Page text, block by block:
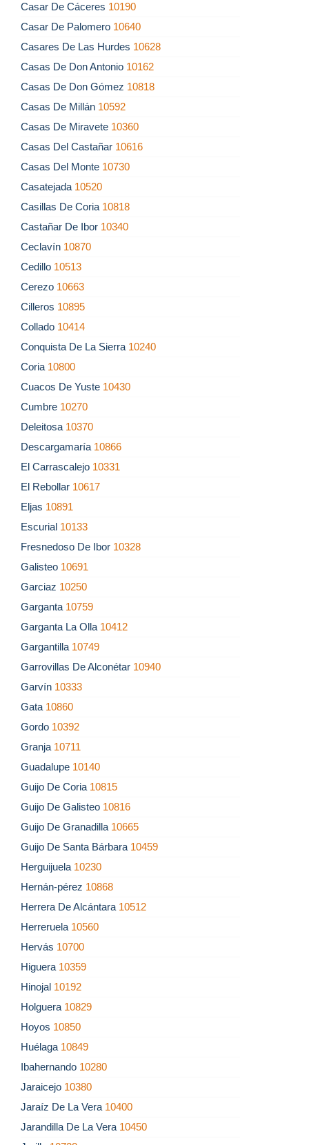
Casar De Cáceres 10190
Casar De Palomero 10640
Casares De Las Hurdes 10628
Casas De Don Antonio 10162
Casas De Don Gómez 10818
Casas De Millán 10592
Casas De Miravete 10360
Casas Del Castañar 10616
Casas Del Monte 10730
Casatejada 10520
Casillas De Coria 10818
Castañar De Ibor 10340
Ceclavín 10870
Cedillo 10513
Cerezo 10663
Cilleros 10895
Collado 10414
Conquista De La Sierra 10240
Coria 10800
Cuacos De Yuste 10430
Cumbre 10270
Deleitosa 10370
Descargamaría 10866
El Carrascalejo 10331
El Rebollar 10617
Eljas 10891
Escurial 10133
Fresnedoso De Ibor 10328
Galisteo 10691
Garciaz 10250
Garganta 10759
Garganta La Olla 10412
Gargantilla 10749
Garrovillas De Alconétar 10940
Garvín 10333
Gata 10860
Gordo 10392
Granja 10711
Guadalupe 10140
Guijo De Coria 10815
Guijo De Galisteo 10816
Guijo De Granadilla 10665
Guijo De Santa Bárbara 10459
Herguijuela 10230
Hernán-pérez 10868
Herrera De Alcántara 10512
Herreruela 10560
Hervás 10700
Higuera 10359
Hinojal 10192
Holguera 10829
Hoyos 10850
Huélaga 10849
Ibahernando 10280
Jaraicejo 10380
Jaraíz De La Vera 10400
Jarandilla De La Vera 10450